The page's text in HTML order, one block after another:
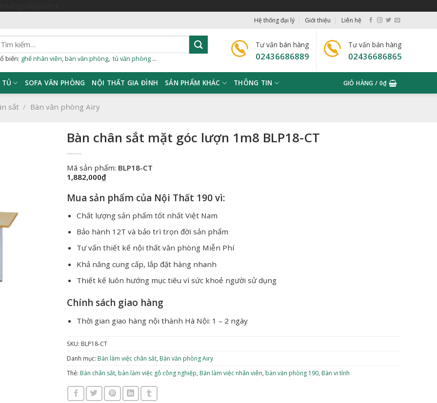
Hệ thống đại lý Giới thiệu Liên hệ
biến: ghế nhân viên bàn văn phòng tủ văn phòng ...
Tư vấn bán hàng
02436686889
Tư vấn bán hàng
02436686865
TỦ SOFA VĂN PHÒNG NỘI THẤT GIA ĐÌNH SẢN PHẨM KHÁC THÔNG TIN GIỎ HÀNG / 0₫
sắt / Bàn văn phòng Airy
Bàn chân sắt mặt góc lượn 1m8 BLP18-CT
Mã sản phẩm: BLP18-CT
1,882,000₫
Mua sản phẩm của Nội Thất 190 vì:
Chất lượng sản phẩm tốt nhất Việt Nam
Bảo hành 12T và bảo trì trọn đời sản phẩm
Tư vấn thiết kế nội thất văn phòng Miễn Phí
Khả năng cung cấp, lắp đặt hàng nhanh
Thiết kế luôn hướng mục tiêu vì sức khoẻ người sử dụng
Chính sách giao hàng
Thời gian giao hàng nội thành Hà Nội: 1 – 2 ngày
SKU: BLP18-CT
Danh mục: Bàn làm việc chân sắt, Bàn văn phòng Airy
Thẻ: Bàn chân sắt, bàn làm việc gỗ công nghiệp, Bàn làm việc nhân viên, bàn văn phòng 190, Bàn vi tính